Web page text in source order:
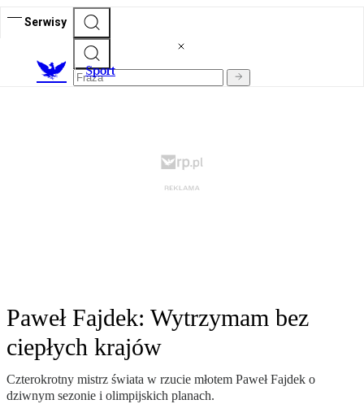
Serwisy
Sport
Paweł Fajdek: Wytrzymam bez
ciepłych krajów
Czterokrotny mistrz świata w rzucie młotem Paweł Fajdek o
dziwnym sezonie i olimpijskich planach.